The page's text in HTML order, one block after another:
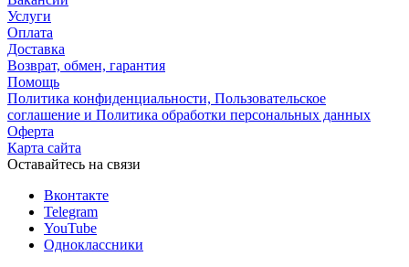
Услуги
Оплата
Доставка
Возврат, обмен, гарантия
Помощь
Политика конфиденциальности, Пользовательское
соглашение и Политика обработки персональных данных
Оферта
Карта сайта
Оставайтесь на связи
Вконтакте
Telegram
YouTube
Одноклассники